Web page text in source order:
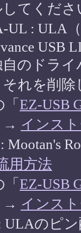
してくださ
UL : ULA（
USB
のドラ
それを削
EZ-USB
→ インス
Mootan's
用方法
EZ-USB
→ インス
のピン